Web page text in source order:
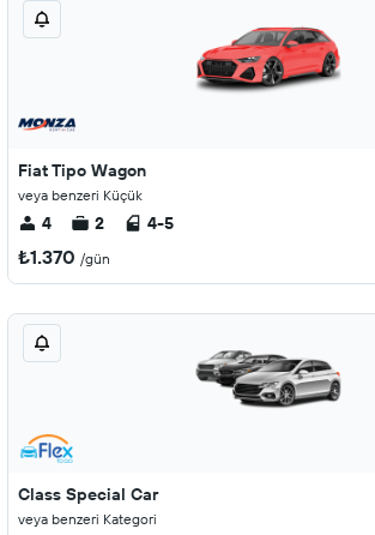
Fiat Tipo Wagon
veya benzeri Küçük
4 2 4-5
₺1.370 /gün
Class Special Car
veya benzeri Kategori